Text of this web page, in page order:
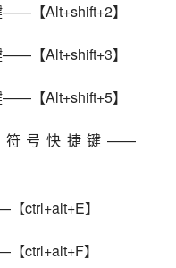
——【Alt+shift+2】
——【Alt+shift+3】
——【Alt+shift+5】
符号快捷键——
ctrl+alt+E】
ctrl+alt+F】